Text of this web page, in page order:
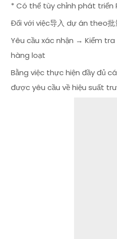
* Có thể tùy chỉnh phát triển
Đối với việc导入 dự án theo
Yêu cầu xác nhận → Kiểm
hàng loạt
Bằng việc thực hiện đầy đủ
được yêu cầu về hiệu suất